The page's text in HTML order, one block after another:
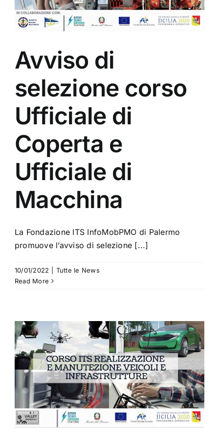
Avviso di
selezione corso
Ufficiale di
Coperta e
Ufficiale di
Macchina
La Fondazione ITS InfoMobPMO di Palermo
promuove l’avviso di selezione [...]
10/01/2022
Tutte le News
Read More